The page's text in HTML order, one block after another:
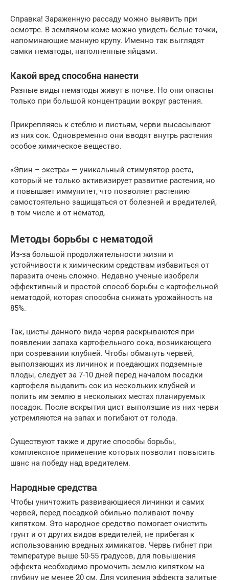
Справка! Зараженную рассаду можно выявить при
осмотре. В земляном коме можно увидеть белые точки,
напоминающие манную крупу. Именно так выглядят
самки нематоды, наполненные яйцами.
Какой вред способна нанести
Разные виды нематоды живут в почве. Но они опасны
только при большой концентрации вокруг растения.
Прикрепляясь к стеблю и листьям, черви высасывают
из них сок. Одновременно они вводят внутрь растения
особое химическое вещество.
«Эпин – экстра» — уникальный стимулятор роста,
который не только активизирует развитие растения, но
и повышает иммунитет, что позволяет растению
самостоятельно защищаться от болезней и вредителей,
в том числе и от нематод.
Методы борьбы с нематодой
Из-за большой продолжительности жизни и
устойчивости к химическим средствам избавиться от
паразита очень сложно. Недавно ученые изобрели
эффективный и простой способ борьбы с картофельной
нематодой, которая способна снижать урожайность на
85%.
Так, цисты данного вида червя раскрываются при
появлении запаха картофельного сока, возникающего
при созревании клубней. Чтобы обмануть червей,
выползающих из личинок и поедающих подземные
плоды, следует за 7-10 дней перед началом посадки
картофеля выдавить сок из нескольких клубней и
полить им землю в нескольких местах планируемых
посадок. После вскрытия цист выползшие из них черви
устремляются на запах и погибают от голода.
Существуют также и другие способы борьбы,
комплексное применение которых позволит повысить
шанс на победу над вредителем.
Народные средства
Чтобы уничтожить развивающиеся личинки и самих
червей, перед посадкой обильно поливают почву
кипятком. Это народное средство помогает очистить
грунт и от других видов вредителей, не прибегая к
использованию вредных химикатов. Червь гибнет при
температуре выше 50-55 градусов, для повышения
эффекта необходимо промочить землю кипятком на
глубину не менее 20 см. Для усиления эффекта залитые